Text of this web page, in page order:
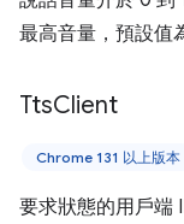
最高音量，預設值
TtsClient
Chrome 131 以上版本
要求狀態的用戶端